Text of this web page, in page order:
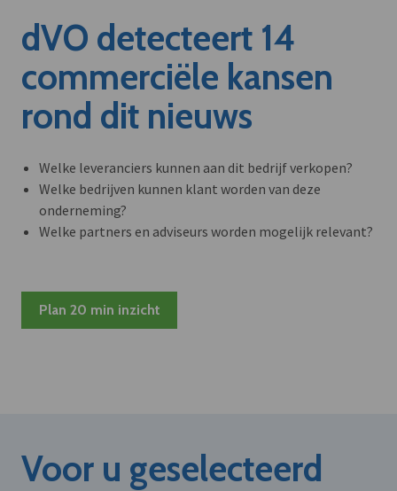
dVO detecteert 14
commerciële kansen
rond dit nieuws
Welke leveranciers kunnen aan dit bedrijf verkopen?
Welke bedrijven kunnen klant worden van deze
onderneming?
Welke partners en adviseurs worden mogelijk relevant?
Plan 20 min inzicht
Voor u geselecteerd